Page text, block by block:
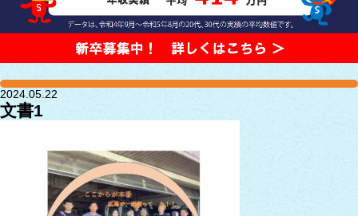
2024.05.22
文書1